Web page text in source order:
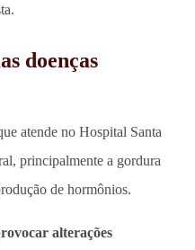
doenças
atende no Hospital Santa
principalmente a gordura
de hormônios.
alterações